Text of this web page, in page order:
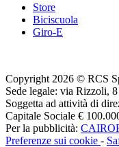
Store
Biciscuola
Giro-E
Copyright 2026 © RCS
Sede legale: via Rizzoli,
Soggetta ad attività di
Capitale Sociale €
Per la pubblicità:
Preferenze sui cookie -